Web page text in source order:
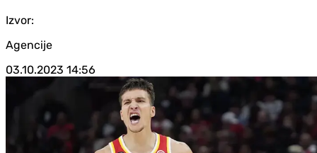
Izvor:
Agencije
03.10.2023 14:56